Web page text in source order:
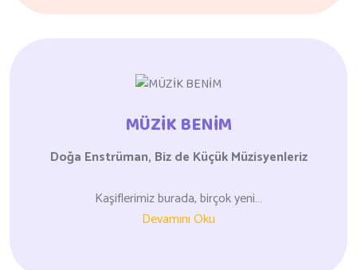
MÜZİK BENİM
Doğa Enstrüman, Biz de Küçük Müzisyenleriz
Kaşiflerimiz burada, birçok yeni…
Devamını Oku